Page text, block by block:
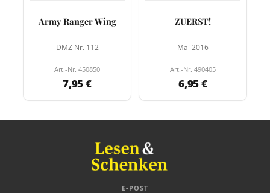
Army Ranger Wing
DMZ Nr. 112
Art.-Nr. 450850
7,95 €
ZUERST!
Mai 2016
Art.-Nr. 490405
6,95 €
E-POST